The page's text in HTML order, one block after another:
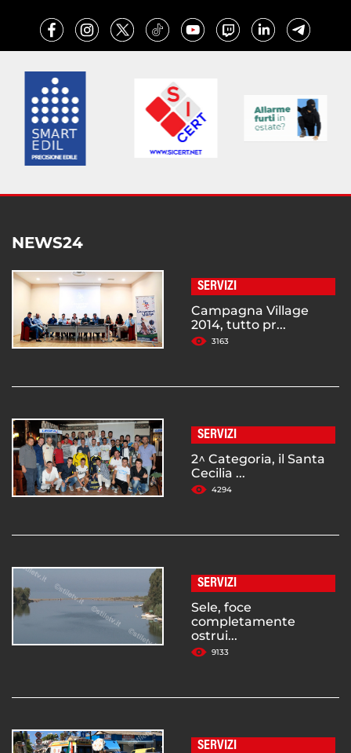
NEWS24
SERVIZI
Campagna Village
2014, tutto pr...
3163
SERVIZI
2^ Categoria, il Santa
Cecilia ...
4294
SERVIZI
Sele, foce
completamente
ostrui...
9133
SERVIZI